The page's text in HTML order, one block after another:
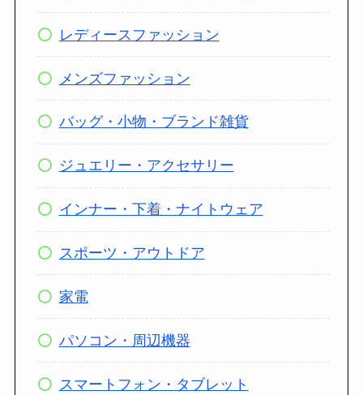
レディースファッション
メンズファッション
バッグ・小物・ブランド雑貨
ジュエリー・アクセサリー
インナー・下着・ナイトウェア
スポーツ・アウトドア
家電
パソコン・周辺機器
スマートフォン・タブレット